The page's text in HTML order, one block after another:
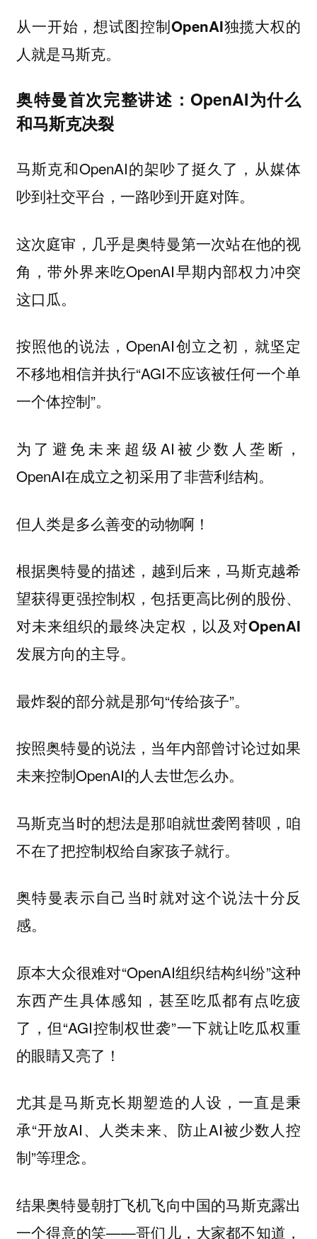
从一开始，想试图控制OpenAI独揽大权的
人就是马斯克。
奥特曼首次完整讲述：OpenAI为什么
和马斯克决裂
马斯克和OpenAI的架吵了挺久了，从媒体
吵到社交平台，一路吵到开庭对阵。
这次庭审，几乎是奥特曼第一次站在他的视
角，带外界来吃OpenAI早期内部权力冲突
这口瓜。
按照他的说法，OpenAI创立之初，就坚定
不移地相信并执行“AGI不应该被任何一个单
一个体控制”。
为了避免未来超级AI被少数人垄断，
OpenAI在成立之初采用了非营利结构。
但人类是多么善变的动物啊！
根据奥特曼的描述， 越到后来，马斯克越希
望获得更强控制权，包括更高比例的股份、
对未来组织的最终决定权，以及对OpenAI
发展方向的主导。
最炸裂的部分就是那句“传给孩子”。
按照奥特曼的说法，当年内部曾讨论过如果
未来控制OpenAI的人去世怎么办。
马斯克当时的想法是那咱就世袭罔替呗，咱
不在了把控制权给自家孩子就行。
奥特曼表示自己当时就对这个说法十分反
感。
原本大众很难对“OpenAI组织结构纠纷”这种
东西产生具体感知，甚至吃瓜都有点吃疲
了，但“AGI控制权世袭”一下就让吃瓜权重
的眼睛又亮了！
尤其是马斯克长期塑造的人设，一直是秉
承“开放AI、人类未来、防止AI被少数人控
制”等理念。
结果奥特曼朝打飞机飞向中国的马斯克露出
一个得意的笑——哥们儿，大家都不知道，